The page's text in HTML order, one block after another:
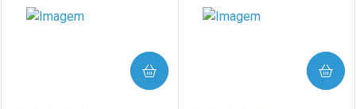
COMPRAR COMPRAR